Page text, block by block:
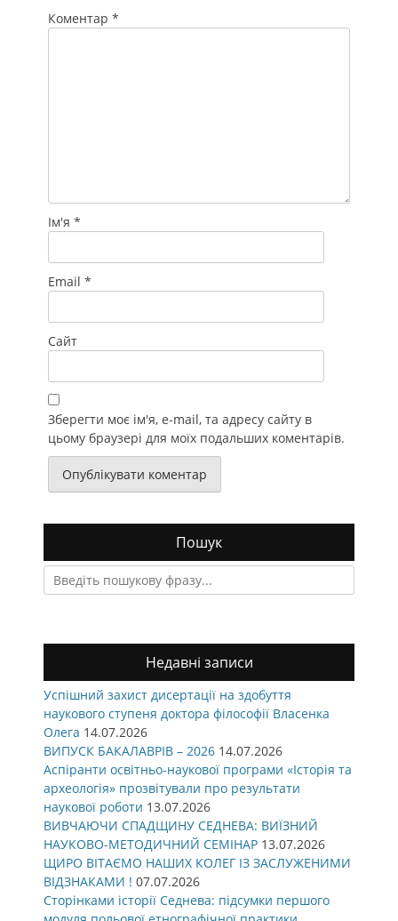
Коментар *
Ім'я *
Email *
Сайт
Зберегти моє ім'я, e-mail, та адресу сайту в
цьому браузері для моїх подальших коментарів.
Пошук
Search
for:
Недавні записи
Успішний захист дисертації на здобуття
наукового ступеня доктора філософії Власенка
Олега 14.07.2026
ВИПУСК БАКАЛАВРІВ – 2026 14.07.2026
Аспіранти освітньо-наукової програми «Історія та
археологія» прозвітували про результати
наукової роботи 13.07.2026
ВИВЧАЮЧИ СПАДЩИНУ СЕДНЕВА: ВИЇЗНИЙ
НАУКОВО-МЕТОДИЧНИЙ СЕМІНАР 13.07.2026
ЩИРО ВІТАЄМО НАШИХ КОЛЕГ ІЗ ЗАСЛУЖЕНИМИ
ВІДЗНАКАМИ ! 07.07.2026
Сторінками історії Седнева: підсумки першого